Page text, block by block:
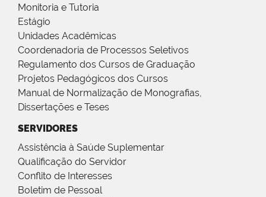
Monitoria e Tutoria
Estágio
Unidades Acadêmicas
Coordenadoria de Processos Seletivos
Regulamento dos Cursos de Graduação
Projetos Pedagógicos dos Cursos
Manual de Normalização de Monografias,
Dissertações e Teses
SERVIDORES
Assistência à Saúde Suplementar
Qualificação do Servidor
Conflito de Interesses
Boletim de Pessoal